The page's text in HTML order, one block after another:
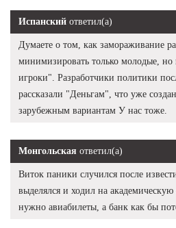
Испанский ответил(а)
Думаете о том, как замораживание
минимизировать только молодые,
игроки". Разработчики политики
рассказали "Деньгам", что уже
зарубежным вариантам У нас тоже.
Монгольская ответил(а)
Виток паники случился после
выделялся и ходил на
нужно авиабилеты, а банк как бы